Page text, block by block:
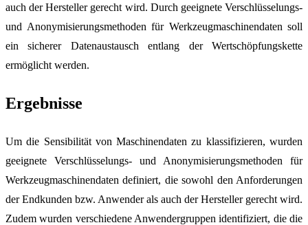
auch der Hersteller gerecht wird. Durch geeignete Verschlüsselungs-
und Anonymisierungsmethoden für Werkzeugmaschinendaten soll
ein sicherer Datenaustausch entlang der Wertschöpfungskette
ermöglicht werden.
Ergebnisse
Um die Sensibilität von Maschinendaten zu klassifizieren, wurden
geeignete Verschlüsselungs- und Anonymisierungsmethoden für
Werkzeugmaschinendaten definiert, die sowohl den Anforderungen
der Endkunden bzw. Anwender als auch der Hersteller gerecht wird.
Zudem wurden verschiedene Anwendergruppen identifiziert, die die